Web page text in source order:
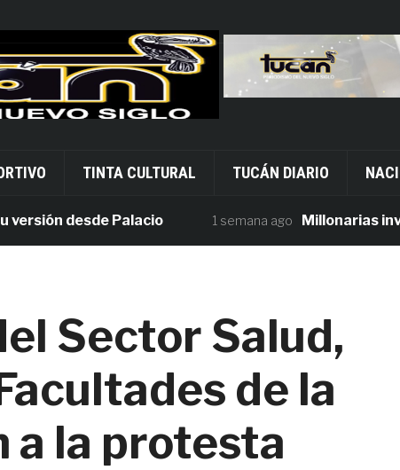
TINTA CULTURAL TUCÁN DIARIO
desde Palacio 1 semana ago Millonarias
Sector Salud,
de la
a la protesta